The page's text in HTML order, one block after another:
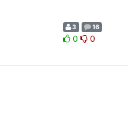
3 16
0 0